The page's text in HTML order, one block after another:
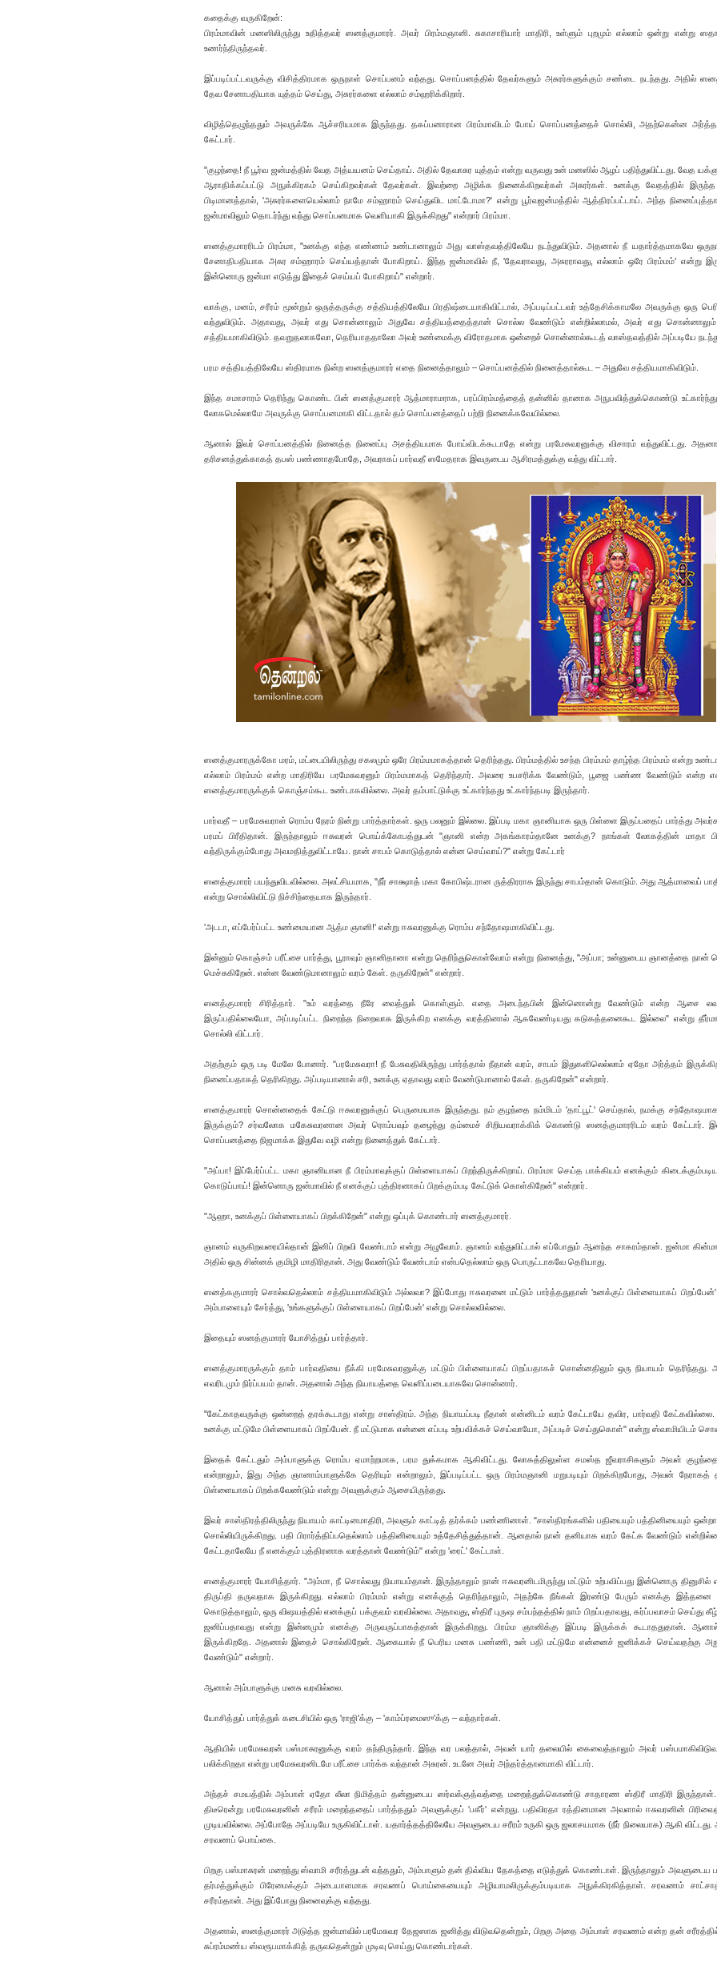
கதைக்கு வருகிறேன்:
பிரம்மாவின் மனஸிலிருந்து உதித்தவர் ஸனத்குமாரர். அவர் பிரம்மஞானி. சுகாசாரியார் மாதிரி, உள்ளும் புறமும் எல்லாம் ஒன்று என்று
உணர்ந்திருந்தவர்.
இப்படிப்பட்டவருக்கு விசித்திரமாக ஒருநாள் சொப்பனம் வந்தது. சொப்பனத்தில் தேவர்களும் அசுரர்களுக்கும் சண்டை நடந்தது. அதில்
தேவ சேனாபதியாக யுத்தம் செய்து, அசுரர்களை எல்லாம் சம்ஹரிக்கிறார்.
விழித்தெழுந்ததும் அவருக்கே ஆச்சரியமாக இருந்தது. தகப்பனாரான பிரம்மாவிடம் போய் சொப்பனத்தைச் சொல்லி, அதற்கென்ன
கேட்டார்.
"குழந்தை! நீ பூர்வ ஜன்மத்தில் வேத அத்யயனம் செய்தாய். அதில் தேவாசுர யுத்தம் என்று வருவது உன் மனஸில் ஆழப் பதிந்துவிட்டது. வேத
ஆராதிக்கப்பட்டு அநுக்கிரகம் செய்கிறவர்கள் தேவர்கள். இவற்றை அழிக்க நினைக்கிறவர்கள் அசுரர்கள். உனக்கு வேதத்தில்
பிடிமானத்தால், 'அசுரர்களையெல்லாம் நாமே சம்ஹாரம் செய்துவிட மாட்டோமா?' என்று பூர்வஜன்மத்தில் ஆத்திரப்பட்டாய். அந்த
ஜன்மாவிலும் தொடர்ந்து வந்து சொப்பனமாக வெளியாகி இருக்கிறது" என்றார் பிரம்மா.
ஸனத்குமாரரிடம் பிரம்மா, "உனக்கு எந்த எண்ணம் உண்டானாலும் அது வாஸ்தவத்திலேயே நடந்துவிடும். அதனால் நீ யதார்த்தமாகவே
சேனாதிபதியாக அசுர சம்ஹாரம் செய்யத்தான் போகிறாய். இந்த ஜன்மாவில் நீ, 'தேவராவது, அசுரராவது, எல்லாம் ஒரே பிரம்மம்' என்று
இன்னொரு ஜன்மா எடுத்து இதைச் செய்யப் போகிறாய்" என்றார்.
வாக்கு, மனம், சரீரம் மூன்றும் ஒருத்தருக்கு சத்தியத்திலேயே பிரதிஷ்டையாகிவிட்டால், அப்படிப்பட்டவர் உத்தேசிக்காமலே அவருக்கு ஒரு
வந்துவிடும். அதாவது, அவர் எது சொன்னாலும் அதுவே சத்தியத்தைத்தான் சொல்ல வேண்டும் என்றில்லாமல், அவர் எது
சத்தியமாகிவிடும். தவறுதலாகவோ, தெரியாததாலோ அவர் உண்மைக்கு விரோதமாக ஒன்றைச் சொன்னால்கூடத் வாஸ்தவத்தில் அப்படியே
பரம சத்தியத்திலேயே ஸ்திரமாக நின்ற ஸனத்குமாரர் எதை நினைத்தாலும் – சொப்பனத்தில் நினைத்தால்கூட – அதுவே சத்தியமாகிவிடும்.
இந்த சமாசாரம் தெரிந்து கொண்ட பின் ஸனத்குமாரர் ஆத்மாராமராக, பரப்பிரம்மத்தைத் தன்னில் தானாக அநுபவித்துக்கொண்டு உட்கார்ந்து
லோகமெல்லாமே அவருக்கு சொப்பனமாகி விட்டதால் தம் சொப்பனத்தைப் பற்றி நினைக்கவேயில்லை.
ஆனால் இவர் சொப்பனத்தில் நினைத்த நினைப்பு அசத்தியமாக போய்விடக்கூடாதே என்று பரமேசுவரனுக்கு விசாரம் வந்துவிட்டது.
தரிசனத்துக்காகத் தபஸ் பண்ணாதபோதே, அவராகப் பார்வதீ ஸமேதராக இவருடைய ஆசிரமத்துக்கு வந்து விட்டார்.
ஸனத்குமாரருக்கோ மரம், மட்டையிலிருந்து சகலமும் ஒரே பிரம்மமாகத்தான் தெரிந்தது. பிரம்மத்தில் உசந்த பிரம்மம் தாழ்ந்த பிரம்மம் என்று
எல்லாம் பிரம்மம் என்ற மாதிரியே பரமேசுவரனும் பிரம்மமாகத் தெரிந்தார். அவரை உபசரிக்க வேண்டும், பூஜை பண்ண வேண்டும்
ஸனத்குமாரருக்குக் கொஞ்சம்கூட உண்டாகவில்லை. அவர் தம்பாட்டுக்கு உட்கார்ந்தது உட்கார்ந்தபடி இருந்தார்.
பார்வதீ – பரமேசுவராள் ரொம்ப நேரம் நின்று பார்த்தார்கள். ஒரு பலனும் இல்லை. இப்படி மகா ஞானியாக ஒரு பிள்ளை இருப்பதைப் பார்த்து
பரமப் பிரீதிதான். இருந்தாலும் ஈசுவரன் பொய்க்கோபத்துடன் "ஞானி என்ற அகங்காரம்தானே உனக்கு? நாங்கள் லோகத்தின் மாதா
வந்திருக்கும்போது அவமதித்துவிட்டாயே. நான் சாபம் கொடுத்தால் என்ன செய்வாய்?" என்று கேட்டார்
ஸனத்குமாரர் பயந்துவிடவில்லை. அலட்சியமாக, "நீர் சாக்ஷாத் மகா கோபிஷ்டரான ருத்திரராக இருந்து சாபம்தான் கொடும். அது ஆத்மாவைப்
என்று சொல்லிவிட்டு நிச்சிந்தையாக இருந்தார்.
'அடடா, எப்பேர்ப்பட்ட உண்மையான ஆத்ம ஞானி!' என்று ஈசுவரனுக்கு ரொம்ப சந்தோஷமாகிவிட்டது.
இன்னும் கொஞ்சம் பரீட்சை பார்த்து, பூராவும் ஞானிதானா என்று தெரிந்துகொள்வோம் என்று நினைத்து, "அப்பா; உன்னுடைய ஞானத்தை நான்
மெச்சுகிறேன். என்ன வேண்டுமானாலும் வரம் கேள். தருகிறேன்" என்றார்.
ஸனத்குமாரர் சிரித்தார். "உம் வரத்தை நீரே வைத்துக் கொள்ளும். எதை அடைந்தபின் இன்னொன்று வேண்டும் என்ற ஆசை
இருப்பதில்லையோ, அப்படிப்பட்ட நிறைந்த நிறைவாக இருக்கிற எனக்கு வரத்தினால் ஆகவேண்டியது கடுகத்தனைகூட இல்லை" என்று
சொல்லி விட்டார்.
அதற்கும் ஒரு படி மேலே போனார். "பரமேசுவரா! நீ பேசுவதிலிருந்து பார்த்தால் நீதான் வரம், சாபம் இதுகளிலெல்லாம் ஏதோ அர்த்தம்
நினைப்பதாகத் தெரிகிறது. அப்படியானால் சரி, உனக்கு ஏதாவது வரம் வேண்டுமானால் கேள். தருகிறேன்" என்றார்.
ஸனத்குமாரர் சொன்னதைக் கேட்டு ஈசுவரனுக்குப் பெருமையாக இருந்தது. நம் குழந்தை நம்மிடம் 'தாட்பூட்' செய்தால், நமக்கு
இருக்கும்? சர்வலோக மகேசுவரனான அவர் ரொம்பவும் தழைந்து தம்மைச் சிறியவராக்கிக் கொண்டு ஸனத்குமாரரிடம் வரம் கேட்டார்.
சொப்பனத்தை நிஜமாக்க இதுவே வழி என்று நினைத்துக் கேட்டார்.
"அப்பா! இப்பேர்ப்பட்ட மகா ஞானியான நீ பிரம்மாவுக்குப் பிள்ளையாகப் பிறந்திருக்கிறாய். பிரம்மா செய்த பாக்கியம் எனக்கும்
கொடுப்பாய்! இன்னொரு ஜன்மாவில் நீ எனக்குப் புத்திரனாகப் பிறக்கும்படி கேட்டுக் கொள்கிறேன்" என்றார்.
"ஆஹா, உனக்குப் பிள்ளையாகப் பிறக்கிறேன்" என்று ஒப்புக் கொண்டார் ஸனத்குமாரர்.
ஞானம் வருகிறவரையில்தான் இனிப் பிறவி வேண்டாம் என்று அழுவோம். ஞானம் வந்துவிட்டால் எப்போதும் ஆனந்த சாகரம்தான். ஜன்மா
அதில் ஒரு சின்னக் குமிழி மாதிரிதான். அது வேண்டும் வேண்டாம் என்பதெல்லாம் ஒரு பொருட்டாகவே தெரியாது.
ஸனத்ககுமாரர் சொல்வதெல்லாம் சத்தியமாகிவிடும் அல்லவா? இப்போது ஈசுவரனை மட்டும் பார்த்ததுதான் 'உனக்குப் பிள்ளையாகப் பிறப்பேன்'
அம்பாளையும் சேர்த்து, 'உங்களுக்குப் பிள்ளையாகப் பிறப்பேன்' என்று சொல்லவில்லை.
இதையும் ஸனத்குமாரர் யோசித்துப் பார்த்தார்.
ஸனத்குமாரருக்கும் தாம் பார்வதியை நீக்கி பரமேசுவரனுக்கு மட்டும் பிள்ளையாகப் பிறப்பதாகச் சொன்னதிலும் ஒரு நியாயம் தெரிந்தது.
எவரிடமும் நிர்ப்பயம் தான். அதனால் அந்த நியாயத்தை வெளிப்படையாகவே சொன்னார்.
"கேட்காதவருக்கு ஒன்றைத் தரக்கூடாது என்று சாஸ்திரம். அந்த நியாயப்படி நீதான் என்னிடம் வரம் கேட்டாயே தவிர, பார்வதி
உனக்கு மட்டுமே பிள்ளையாகப் பிறப்பேன். நீ மட்டுமாக என்னை எப்படி உற்பவிக்கச் செய்வாயோ, அப்படிச் செய்துகொள்" என்று ஸ்வாமியிடம்
இதைக் கேட்டதும் அம்பாளுக்கு ரொம்ப ஏமாற்றமாக, பரம துக்கமாக ஆகிவிட்டது. லோகத்திலுள்ள சமஸ்த ஜீவராசிகளும் அவள்
என்றாலும், இது அந்த ஞானாம்பாளுக்கே தெரியும் என்றாலும், இப்படிப்பட்ட ஒரு பிரம்மஞானி மறுபடியும் பிறக்கிறபோது, அவன் நேராகத்
பிள்ளையாகப் பிறக்கவேண்டும் என்று அவளுக்கும் ஆசையிருந்தது.
இவர் சாஸ்திரத்திலிருந்து நியாயம் காட்டினமாதிரி, அவளும் காட்டித் தர்க்கம் பண்ணினாள். "சாஸ்திரங்களில் பதியையும் பத்தினியையும்
சொல்லியிருக்கிறது. பதி பிரார்த்திப்பதெல்லாம் பத்தினியையும் உத்தேசித்துத்தான். ஆனதால் நான் தனியாக வரம் கேட்க வேண்டும்
கேட்டதாலேயே நீ எனக்கும் புத்திரனாக வரத்தான் வேண்டும்" என்று 'ரைட்' கேட்டாள்.
ஸனத்குமாரர் யோசித்தார். "அம்மா, நீ சொல்வது நியாயம்தான். இருந்தாலும் நான் ஈசுவரனிடமிருந்து மட்டும் உற்பவிப்பது இன்னொரு தினுசில்
திருப்தி தருவதாக இருக்கிறது. எல்லாம் பிரம்மம் என்று எனக்குத் தெரிந்தாலும், அதற்கே நீங்கள் இரண்டு பேரும் எனக்கு இத்தனை
கொடுத்தாலும், ஒரு விஷயத்தில் எனக்குப் பக்குவம் வரவில்லை. அதாவது, ஸ்திரீ புருஷ சம்பந்தத்தில் நாம் பிறப்பதாவது, கர்ப்பவாசம் செய்து
ஜனிப்பதாவது என்று இன்னமும் எனக்கு அருவருப்பாகத்தான் இருக்கிறது. பிரம்ம ஞானிக்கு இப்படி இருக்கக் கூடாததுதான்.
இருக்கிறதே. அதனால் இதைச் சொல்கிறேன். ஆகையால் நீ பெரிய மனசு பண்ணி, உன் பதி மட்டுமே என்னைச் ஜனிக்கச் செய்வதற்கு
வேண்டும்" என்றார்.
ஆனால் அம்பாளுக்கு மனசு வரவில்லை.
யோசித்துப் பார்த்துக் கடைசியில் ஒரு 'ராஜி'க்கு – 'காம்ப்ரமைஸு'க்கு – வந்தார்கள்.
ஆதியில் பரமேசுவரன் பஸ்மாசுரனுக்கு வரம் தந்திருந்தார். இந்த வர பலத்தால், அவன் யார் தலையில் கைவைத்தாலும் அவர்
பலிக்கிறதா என்று பரமேசுவரனிடமே பரீட்சை பார்க்க வந்தான் அசுரன். உடனே அவர் அந்தர்த்தானமாகி விட்டார்.
அந்தச் சமயத்தில் அம்பாள் ஏதோ லீலா நிமித்தம் தன்னுடைய ஸர்வக்ஞத்வத்தை மறைத்துக்கொண்டு சாதாரண ஸ்திரீ மாதிரி
திடீரென்று பரமேசுவரனின் சரீரம் மறைந்ததைப் பார்த்ததும் அவளுக்குப் 'பகீர்' என்றது. பதிவிரதா ரத்தினமான அவளால் ஈசுவரனின்
முடியவில்லை. அப்போதே அப்படியே உருகிவிட்டாள். யதார்த்தத்திலேயே அவளுடைய சரீரம் உருகி ஒரு ஜலாசயமாக (நீர் நிலையாக) ஆகி
சரவணப் பொய்கை.
பிறகு பஸ்மாசுரன் மறைந்து ஸ்வாமி சரீரத்துடன் வந்ததும், அம்பாளும் தன் திவ்விய தேகத்தை எடுத்துக் கொண்டாள். இருந்தாலும் அவளுடைய
தர்மத்துக்கும் பிரேமைக்கும் அடையாளமாக சரவணப் பொய்கையையும் அழியாமலிருக்கும்படியாக அநுக்கிரகித்தாள். சரவணம்
சரீரம்தான். அது இப்போது நினைவுக்கு வந்தது.
அதனால், ஸனத்குமாரர் அடுத்த ஜன்மாவில் பரமேசுவர தேஜஸாக ஜனித்து விடுவதென்றும், பிறகு அதை அம்பாள் சரவணம் என்ற தன்
சுப்ரம்மண்ய ஸ்வரூபமாக்கித் தருவதென்றும் முடிவு செய்து கொண்டார்கள்.